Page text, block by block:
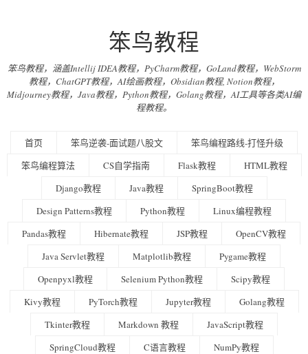
笨鸟教程
笨鸟教程，涵盖Intellij IDEA教程，PyCharm教程，GoLand教程，WebStorm
教程，ChatGPT教程，AI绘画教程，Obsidian教程, Notion教程，
Midjourney教程，Java教程，Python教程，Golang教程，AI工具等各类AI编
程教程。
首页 笨鸟逆袭-面试题八股文
笨鸟编程路线-打怪升级
笨鸟编程算法
CS自学指南 Flask教程
HTML教程
Django教程
Java教程
SpringBoot教程
Design Patterns教程
Python教程
Linux编程教程
Pandas教程
Hibernate教程 JSP教程
OpenCV教程
Java Servlet教程
Matplotlib教程
Pygame教程
Openpyxl教程
Selenium Python教程
Scipy教程
Kivy教程
PyTorch教程 Jupyter教程
Golang教程
Tkinter教程
Markdown 教程
JavaScript教程
SpringCloud教程
C语言教程
NumPy教程